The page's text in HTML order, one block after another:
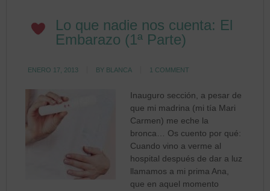
Lo que nadie nos cuenta: El
Embarazo (1ª Parte)
ENERO 17, 2013 BY BLANCA 1 COMMENT
Inauguro sección, a pesar de
que mi madrina (mi tía Mari
Carmen) me eche la
bronca… Os cuento por qué:
Cuando vino a verme al
hospital después de dar a luz
llamamos a mi prima Ana,
que en aquel momento